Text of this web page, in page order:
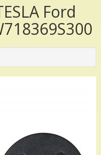
Ford